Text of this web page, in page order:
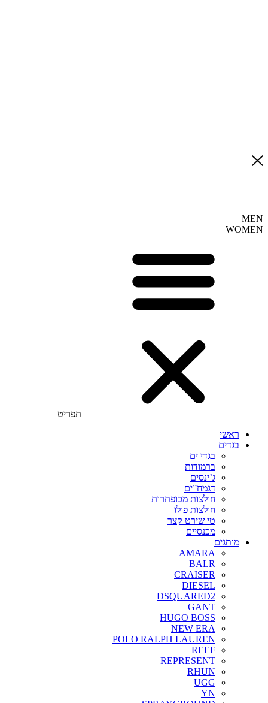
MEN
WOMEN
תפריט
ראשי
בגדים
בגדי ים
ברמודות
ג’ינסים
דגמח”ים
חולצות מכופתרות
חולצות פולו
טי שירט קצר
מכנסיים
מותגים
AMARA
BALR
CRAISER
DIESEL
DSQUARED2
GANT
HUGO BOSS
NEW ERA
POLO RALPH LAUREN
REEF
REPRESENT
RHUN
UGG
YN